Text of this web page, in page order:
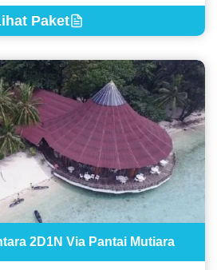
Paket
2D1N Via Pantai Mutiara